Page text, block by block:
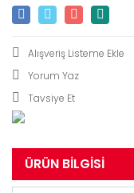
Yorum Yaz
Tavsiye Et
ÜRÜN BILGISI